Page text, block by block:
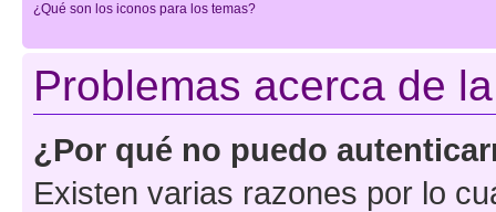
¿Qué son los iconos para los temas?
Problemas acerca de
¿Por qué no puedo
Existen varias razones por lo